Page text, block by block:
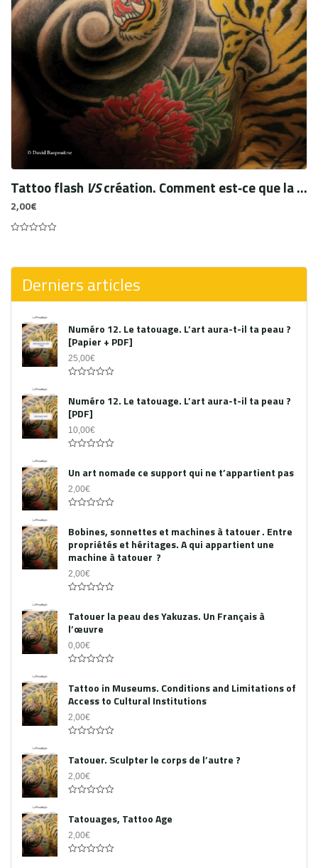
Tattoo flash VScréation. Comment est‑ce que la création artistique a transformé le tatouage en Xe art ?
2,00€
5
Derniers articles
Numéro 12. Le tatouage. L’art aura-t-il ta peau ?
[Papier + PDF]
25,00€
out
of
5
Numéro 12. Le tatouage. L’art aura-t-il ta peau ?
[PDF]
10,00€
out
of
5
Un art nomade ce support qui ne t’appartient pas
2,00€
out
of
5
Bobines, sonnettes et machines à tatouer . Entre
propriétés et héritages. A qui appartient une
machine à tatouer ?
2,00€
out
of
5
Tatouer la peau des Yakuzas. Un Français à
l’œuvre
0,00€
out
of
5
Tattoo in Museums. Conditions and Limitations of
Access to Cultural Institutions
2,00€
out
of
5
Tatouer. Sculpter le corps de l’autre ?
2,00€
out
of
5
Tatouages, Tattoo Age
2,00€